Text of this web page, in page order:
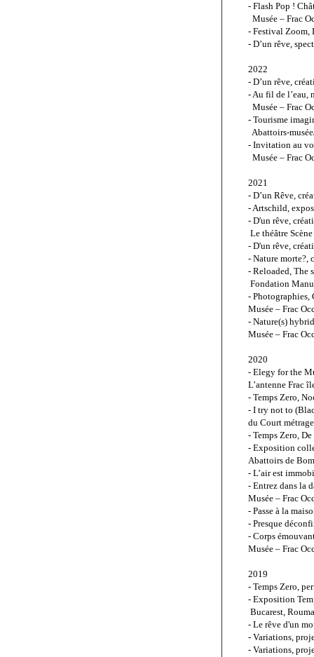
- Flash Pop !
Musée – Frac
- Festival Zoom,
- D’un rêve,
2022
- D’un rêve,
- Au fil de l’eau,
Musée – Frac
- Tourisme
Abattoirs-
- Invitation au
Musée – Frac
2021
- D’un Rêve,
- Artschild,
- D'un rêve,
Le théâtre
- D'un rêve,
- Nature morte?,
- Reloaded, The
Fondation
- Photographies,
Musée – Frac
- Nature(s)
Musée – Frac
2020
- Elegy for the
L’antenne Frac
- Temps Zero,
- I try not to
du Court
- Temps Zero,
- Exposition
Abattoirs de
- L’air est
- Entrez dans la
Musée – Frac
- Passe à la
- Presque
- Corps
Musée – Frac
2019
- Temps Zero,
- Exposition
Bucarest,
- Le rêve d'un
- Variations,
- Variations,